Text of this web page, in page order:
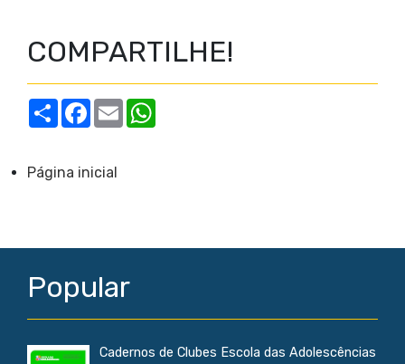
COMPARTILHE!
S
h
F
b
o
E
m
Página inicial
Popular
Cadernos de Clubes Escola das Adolescências